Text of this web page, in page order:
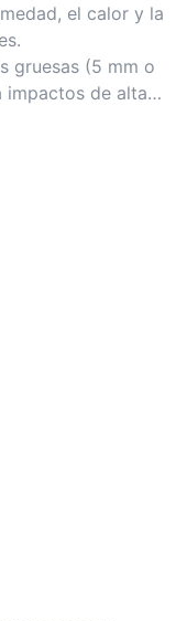
el calor y la
gruesas (5 mm o
impactos de alta